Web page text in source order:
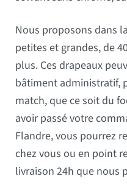
Nous proposons dans
petites et grandes, de
plus. Ces drapeaux
bâtiment administratif,
match, que ce soit du
avoir passé votre
Flandre, vous pourrez
chez vous ou en point
livraison 24h que nous